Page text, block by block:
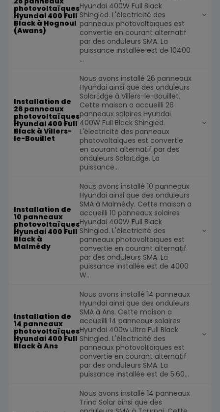
photovoltaïques
Hyundai 400 Full
Black à Hognoul
(Awans)
Hyundai 400W Full Black
Shingled. L'électricité des
panneaux photovoltaïques est
convertie en courant alternatif
par des onduleurs SMA. La
puissance installée est de 10400
...
Installation de
26 panneaux
photovoltaïques
Hyundai 400 Full
Black à Villers-
le-Bouillet
Nous avons installé 26 panneaux
Hyundai ainsi que des onduleurs
SolarEdge à Villers-le-Bouillet.
Cette maison a accueilli 26
panneaux solaires Hyundai
400W Full Black Shingled.
L'électricité des panneaux
photovoltaïques est convertie
en courant alternatif par des
onduleurs SolarEdge. La
puissance...
Installation de
10 panneaux
photovoltaïques
Hyundai 400 Full
Black à
Malmédy
Nous avons installé 10 panneaux
Hyundai ainsi que des onduleurs
SMA à Malmédy. Cette maison a
accueilli 10 panneaux solaires
Hyundai 400W Full Black
Shingled. L'électricité des
panneaux photovoltaïques est
convertie en courant alternatif
par des onduleurs SMA. La
puissance installée est de 4000
W...
Installation de
14 panneaux
photovoltaïques
Hyundai 400 Full
Black à Ans
Nous avons installé 14 panneaux
Hyundai ainsi que des onduleurs
SMA à Ans. Cette maison a
accueilli 14 panneaux solaires
Hyundai 400w Ultra Full Black
Shingled. L'électricité des
panneaux photovoltaïques est
convertie en courant alternatif
par des onduleurs SMA. La
puissance installée est de 5.60...
Nous avons installé 14 panneaux
Trina Solar ainsi que des